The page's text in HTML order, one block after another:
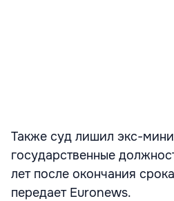
Также суд лишил экс-
государственные
лет после окончания
передает Euronews.